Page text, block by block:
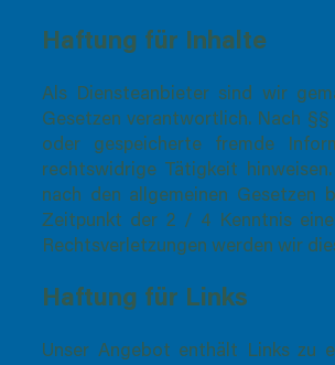
Haftung für Inhalte
Als Diensteanbieter sind wir
Gesetzen verantwortlich. Nach
oder gespeicherte fremde
rechtswidrige Tätigkeit
nach den allgemeinen
Zeitpunkt der 2 / 4 Kenntnis
Rechtsverletzungen werden wir
Haftung für Links
Unser Angebot enthält Links zu